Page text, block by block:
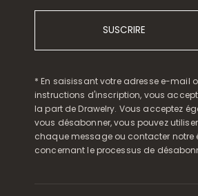
SUSCRIRE
* En saisissant votre adresse e-mail
instructions d'inscription, vous
la part de Drawelry. Vous acceptez
vous désabonner, vous pouvez
chaque message ou contacter
concernant le processus de